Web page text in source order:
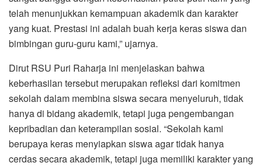
telah menunjukkan kemampuan akademik dan karakter
yang kuat. Prestasi ini adalah buah kerja keras siswa dan
bimbingan guru-guru kami,” ujarnya.
Dirut RSU Puri Raharja ini menjelaskan bahwa
keberhasilan tersebut merupakan refleksi dari komitmen
sekolah dalam membina siswa secara menyeluruh, tidak
hanya di bidang akademik, tetapi juga pengembangan
kepribadian dan keterampilan sosial. “Sekolah kami
berupaya keras menyiapkan siswa agar tidak hanya
cerdas secara akademik, tetapi juga memiliki karakter yang